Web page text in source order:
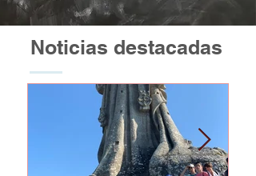
Noticias destacadas